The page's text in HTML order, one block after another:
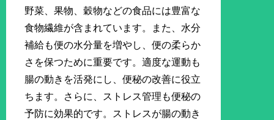
野菜、果物、穀物などの食品には豊富な
食物繊維が含まれています。また、水分
補給も便の水分量を増やし、便の柔らか
さを保つために重要です。適度な運動も
腸の動きを活発にし、便秘の改善に役立
ちます。さらに、ストレス管理も便秘の
予防に効果的です。ストレスが腸の動き